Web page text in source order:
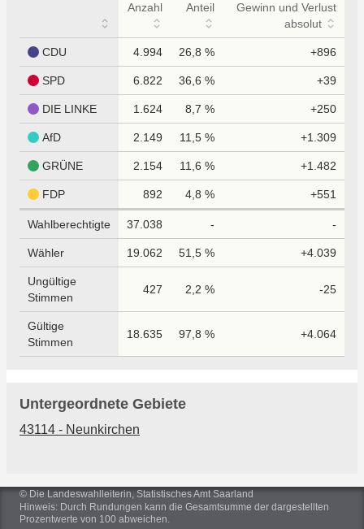
Anzahl Anteil
Gewinn und Verlust
absolut
CDU 4.994 26,8 % +896
SPD 6.822 36,6 % +39
DIE LINKE 1.624 8,7 % +250
AfD 2.149 11,5 % +1.309
GRÜNE 2.154 11,6 % +1.482
FDP 892 4,8 % +551
Wahlberechtigte 37.038 - -
Wähler 19.062 51,5 % +4.039
Ungültige
Stimmen
427 2,2 % -25
Gültige
Stimmen
18.635 97,8 % +4.064
Untergeordnete Gebiete
43114 - Neunkirchen
© Die Landeswahlleiterin, Statistisches Amt Saarland
Hinweis: Durch Rundungen kann die Gesamtsumme der dargestellten
Prozentwerte von 100 abweichen.